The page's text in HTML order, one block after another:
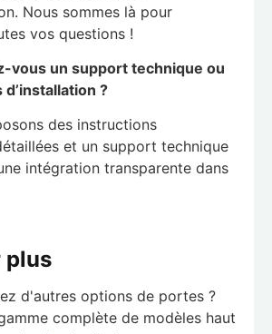
Nous sommes là pour
vos questions !
vous un support technique ou
?
des instructions
et un support technique
intégration transparente dans
plus
d'autres options de portes ?
complète de modèles haut